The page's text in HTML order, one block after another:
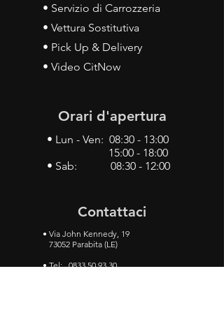
• Servizio di Carrozzeria
• Vettura Sostitutiva
• Pick Up & Delivery
• Video CitNow
Orari d'apertura
• Lun - Ven: 08:30 - 13:00
15:00 - 18:00
• Sab: 08:30 - 12:00
Contattaci
• Via John Kennedy, 19
73052 Parabita (LE)
• Tel:0833 50 93 30